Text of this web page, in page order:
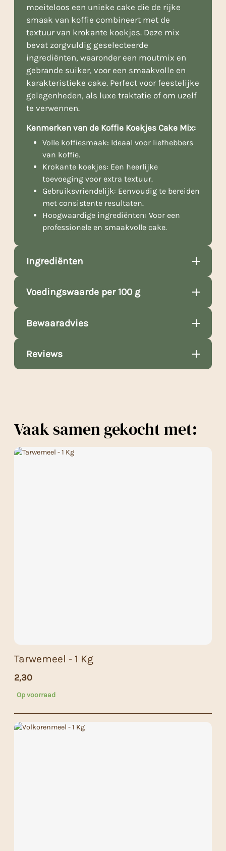
moeiteloos een unieke cake die de rijke
smaak van koffie combineert met de
textuur van krokante koekjes. Deze mix
bevat zorgvuldig geselecteerde
ingrediënten, waaronder een moutmix en
gebrande suiker, voor een smaakvolle en
karakteristieke cake. Perfect voor feestelijke
gelegenheden, als luxe traktatie of om uzelf
te verwennen.
Kenmerken van de Koffie Koekjes Cake Mix:
Volle koffiesmaak: Ideaal voor liefhebbers
van koffie.
Krokante koekjes: Een heerlijke
toevoeging voor extra textuur.
Gebruiksvriendelijk: Eenvoudig te bereiden
met consistente resultaten.
Hoogwaardige ingrediënten: Voor een
professionele en smaakvolle cake.
Ingrediënten
Voedingswaarde per 100 g
Bewaaradvies
Reviews
Vaak samen gekocht met:
Tarwemeel - 1 Kg
2,30
Op voorraad